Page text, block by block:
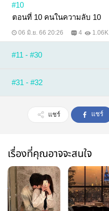
#10
ตอนที่ 10 คนในความลับ 10
06 มิ.ย. 66 20:26 4 1.06K
#11 - #30
#31 - #32
แชร์ แชร์
เรื่องที่คุณอาจจะสนใจ